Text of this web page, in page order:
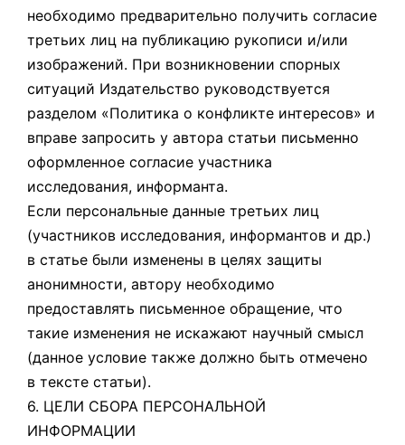
необходимо предварительно получить согласие
третьих лиц на публикацию рукописи и/или
изображений. При возникновении спорных
ситуаций Издательство руководствуется
разделом «Политика о конфликте интересов» и
вправе запросить у автора статьи письменно
оформленное согласие участника
исследования, информанта.
Если персональные данные третьих лиц
(участников исследования, информантов и др.)
в статье были изменены в целях защиты
анонимности, автору необходимо
предоставлять письменное обращение, что
такие изменения не искажают научный смысл
(данное условие также должно быть отмечено
в тексте статьи).
6. ЦЕЛИ СБОРА ПЕРСОНАЛЬНОЙ
ИНФОРМАЦИИ